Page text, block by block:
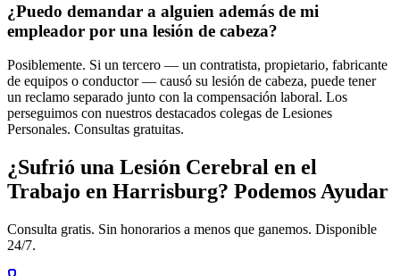
¿Puedo demandar a alguien además de mi
empleador por una lesión de cabeza?
Posiblemente. Si un tercero — un contratista, propietario, fabricante
de equipos o conductor — causó su lesión de cabeza, puede tener
un reclamo separado junto con la compensación laboral. Los
perseguimos con nuestros destacados colegas de Lesiones
Personales. Consultas gratuitas.
¿Sufrió una Lesión Cerebral en el
Trabajo en Harrisburg? Podemos Ayudar
Consulta gratis. Sin honorarios a menos que ganemos. Disponible
24/7.